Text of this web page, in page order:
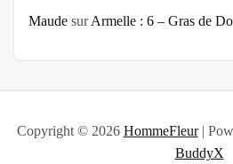
Maude surArmelle : 6 – Gras de
Copyright © 2026 HommeFleur|
BuddyX